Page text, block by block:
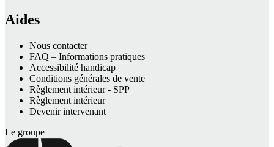
Aides
Nous contacter
FAQ – Informations pratiques
Accessibilité handicap
Conditions générales de vente
Règlement intérieur - SPP
Règlement intérieur
Devenir intervenant
Le groupe